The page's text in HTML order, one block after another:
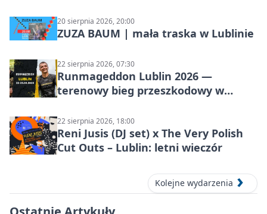
20 sierpnia 2026, 20:00
ZUZA BAUM | mała traska w Lublinie
22 sierpnia 2026, 07:30
Runmageddon Lublin 2026 —
terenowy bieg przeszkodowy w
22 sierpnia 2026, 18:00
Reni Jusis (DJ set) x The Very Polish
Cut Outs – Lublin: letni wieczór
Kolejne wydarzenia